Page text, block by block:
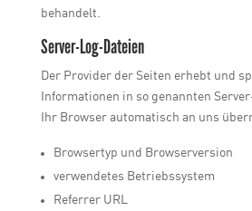
behandelt.
Server-Log-Dateien
Der Provider der Seiten erhebt und
Informationen in so genannten
Ihr Browser automatisch an uns
Browsertyp und Browserversion
verwendetes Betriebssystem
Referrer URL